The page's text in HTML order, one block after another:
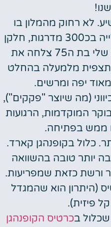
לא רחוק מהמלון בו
התאכסנו. אמנם מצריך עלייה בכ300 מדרגות, חלקן
תלולות וצרות, אבל אמא שלי בת ה75 צלחה את
מלמעלה בהחלט
יפה ומרשים.
(מה שיוצר "פקקים"),
המוקדמות, הרגועות
ממש בפתיחה.
כלול בקופנהגן קארד.
יותר טובה בהשוואה
ורשת כזאת שמפריעות.
(היתרון הוא שהמגדל
פיזית).
שכלול בכרטיס הקופנהגן